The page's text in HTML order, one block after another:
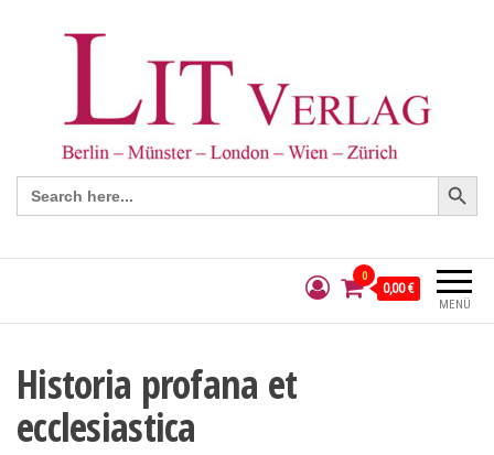
Search
for:
Search Button
MENÜ
0
0,00 €
Historia profana et
ecclesiastica